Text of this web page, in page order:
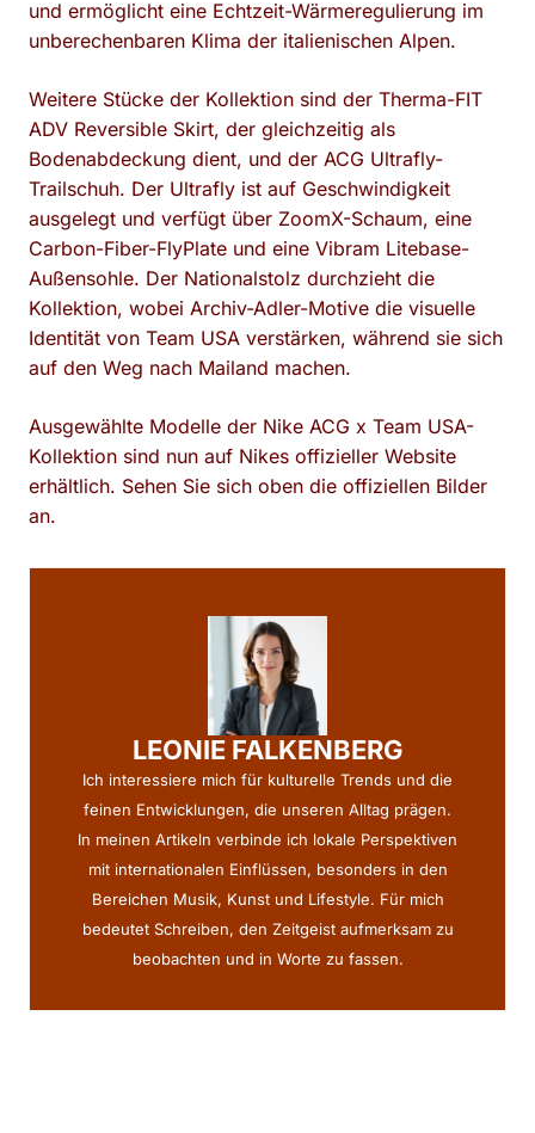
und ermöglicht eine Echtzeit-Wärmeregulierung im
unberechenbaren Klima der italienischen Alpen.
Weitere Stücke der Kollektion sind der Therma-FIT
ADV Reversible Skirt, der gleichzeitig als
Bodenabdeckung dient, und der ACG Ultrafly-
Trailschuh. Der Ultrafly ist auf Geschwindigkeit
ausgelegt und verfügt über ZoomX-Schaum, eine
Carbon-Fiber-FlyPlate und eine Vibram Litebase-
Außensohle. Der Nationalstolz durchzieht die
Kollektion, wobei Archiv-Adler-Motive die visuelle
Identität von Team USA verstärken, während sie sich
auf den Weg nach Mailand machen.
Ausgewählte Modelle der Nike ACG x Team USA-
Kollektion sind nun auf Nikes offizieller Website
erhältlich. Sehen Sie sich oben die offiziellen Bilder
an.
LEONIE FALKENBERG
Ich interessiere mich für kulturelle Trends und die
feinen Entwicklungen, die unseren Alltag prägen.
In meinen Artikeln verbinde ich lokale Perspektiven
mit internationalen Einflüssen, besonders in den
Bereichen Musik, Kunst und Lifestyle. Für mich
bedeutet Schreiben, den Zeitgeist aufmerksam zu
beobachten und in Worte zu fassen.